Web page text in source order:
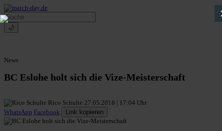
🌙
News
BC Eslohe holt sich die Vize-Meisterschaft
Rico Schulte 27.05.2018 | 17:04 Uhr
WhatsApp Facebook Link kopieren